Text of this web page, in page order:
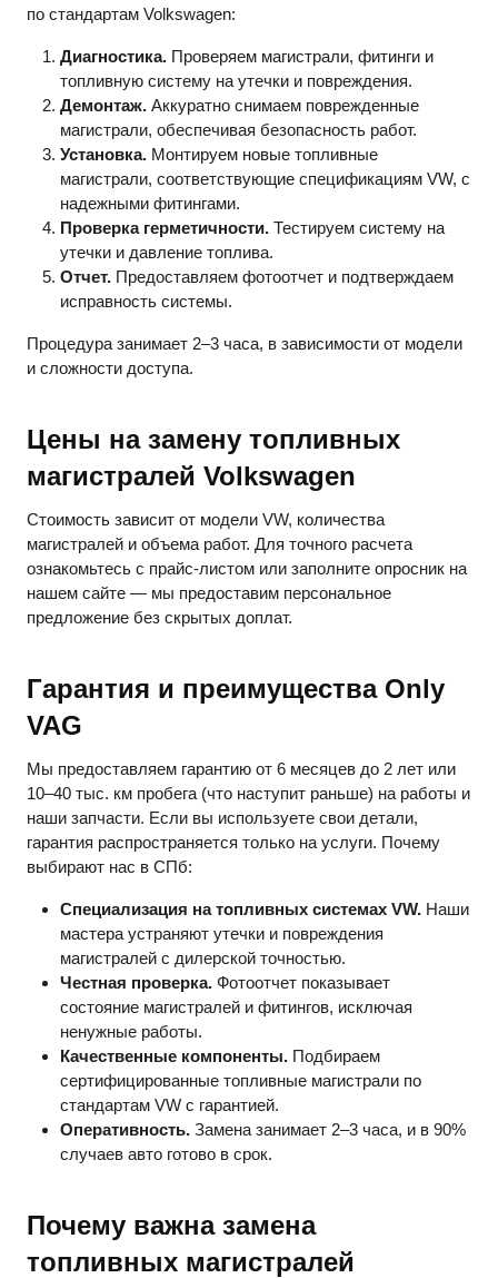
по стандартам Volkswagen:
Диагностика. Проверяем магистрали, фитинги и
топливную систему на утечки и повреждения.
Демонтаж. Аккуратно снимаем поврежденные
магистрали, обеспечивая безопасность работ.
Установка. Монтируем новые топливные
магистрали, соответствующие спецификациям VW, с
надежными фитингами.
Проверка герметичности. Тестируем систему на
утечки и давление топлива.
Отчет. Предоставляем фотоотчет и подтверждаем
исправность системы.
Процедура занимает 2–3 часа, в зависимости от модели
и сложности доступа.
Цены на замену топливных
магистралей Volkswagen
Стоимость зависит от модели VW, количества
магистралей и объема работ. Для точного расчета
ознакомьтесь с прайс-листом или заполните опросник на
нашем сайте — мы предоставим персональное
предложение без скрытых доплат.
Гарантия и преимущества Only
VAG
Мы предоставляем гарантию от 6 месяцев до 2 лет или
10–40 тыс. км пробега (что наступит раньше) на работы и
наши запчасти. Если вы используете свои детали,
гарантия распространяется только на услуги. Почему
выбирают нас в СПб:
Специализация на топливных системах VW. Наши
мастера устраняют утечки и повреждения
магистралей с дилерской точностью.
Честная проверка. Фотоотчет показывает
состояние магистралей и фитингов, исключая
ненужные работы.
Качественные компоненты. Подбираем
сертифицированные топливные магистрали по
стандартам VW с гарантией.
Оперативность. Замена занимает 2–3 часа, и в 90%
случаев авто готово в срок.
Почему важна замена
топливных магистралей